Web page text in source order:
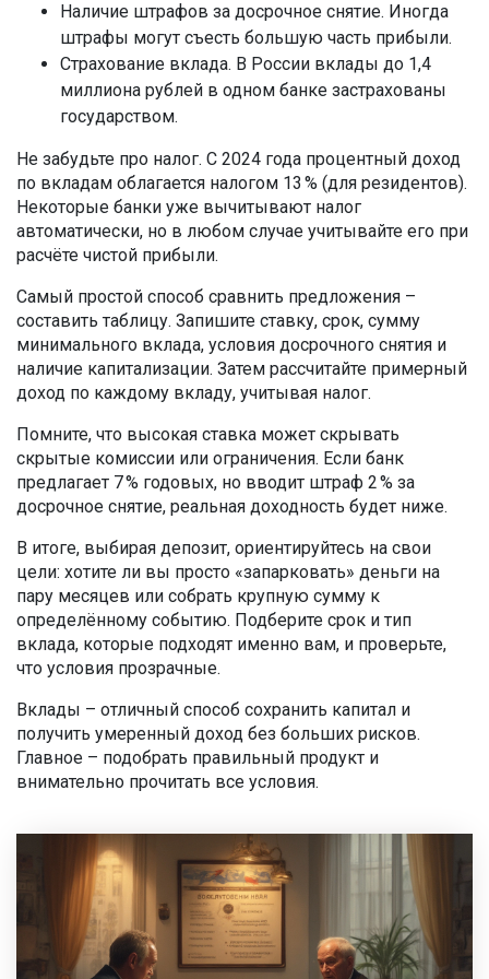
Наличие штрафов за досрочное снятие. Иногда
штрафы могут съесть большую часть прибыли.
Страхование вклада. В России вклады до 1,4
миллиона рублей в одном банке застрахованы
государством.
Не забудьте про налог. С 2024 года процентный доход
по вкладам облагается налогом 13 % (для резидентов).
Некоторые банки уже вычитывают налог
автоматически, но в любом случае учитывайте его при
расчёте чистой прибыли.
Самый простой способ сравнить предложения –
составить таблицу. Запишите ставку, срок, сумму
минимального вклада, условия досрочного снятия и
наличие капитализации. Затем рассчитайте примерный
доход по каждому вкладу, учитывая налог.
Помните, что высокая ставка может скрывать
скрытые комиссии или ограничения. Если банк
предлагает 7 % годовых, но вводит штраф 2 % за
досрочное снятие, реальная доходность будет ниже.
В итоге, выбирая депозит, ориентируйтесь на свои
цели: хотите ли вы просто «запарковать» деньги на
пару месяцев или собрать крупную сумму к
определённому событию. Подберите срок и тип
вклада, которые подходят именно вам, и проверьте,
что условия прозрачные.
Вклады – отличный способ сохранить капитал и
получить умеренный доход без больших рисков.
Главное – подобрать правильный продукт и
внимательно прочитать все условия.